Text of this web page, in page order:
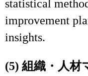
statistical
improvement
insights.
(5) 組織・人材